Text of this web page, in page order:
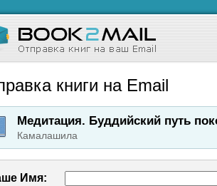
книги на Email
Медитация. Буддийский путь
Камалашила
Имя: